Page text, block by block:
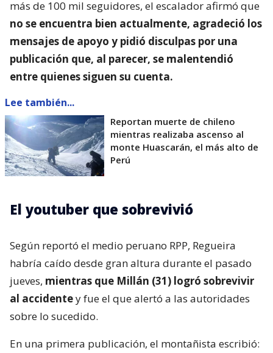
más de 100 mil seguidores, el escalador afirmó que
no se encuentra bien actualmente, agradeció los
mensajes de apoyo y pidió disculpas por una
publicación que, al parecer, se malentendió
entre quienes siguen su cuenta.
Lee también...
Reportan muerte de chileno
mientras realizaba ascenso al
monte Huascarán, el más alto de
Perú
El youtuber que sobrevivió
Según reportó el medio peruano RPP, Regueira
habría caído desde gran altura durante el pasado
jueves, mientras que Millán (31) logró sobrevivir
al accidentey fue el que alertó a las autoridades
sobre lo sucedido.
En una primera publicación, el montañista escribió: